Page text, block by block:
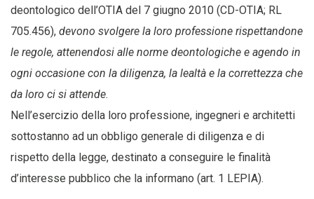
deontologico dell’OTIA del 7 giugno 2010 (CD-OTIA; RL
705.456), devono svolgere la loro professione rispettandone
le regole, attenendosi alle norme deontologiche e agendo in
ogni occasione con la diligenza, la lealtà e la correttezza che
da loro ci si attende.
Nell’esercizio della loro professione, ingegneri e architetti
sottostanno ad un obbligo generale di diligenza e di
rispetto della legge, destinato a conseguire le finalità
d’interesse pubblico che la informano (art. 1 LEPIA).